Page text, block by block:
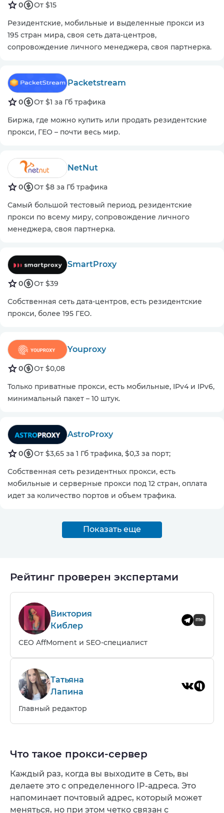
0
От $15
Резидентские, мобильные и выделенные прокси из
195 стран мира, своя сеть дата-центров,
сопровождение личного менеджера, своя партнерка.
Packetstream
0
От $1 за Гб трафика
Биржа, где можно купить или продать резидентские
прокси, ГЕО – почти весь мир.
NetNut
0
От $8 за Гб трафика
Самый большой тестовый период, резидентские
прокси по всему миру, сопровождение личного
менеджера, своя партнерка.
SmartProxy
0
От $39
Собственная сеть дата-центров, есть резидентские
прокси, более 195 ГЕО.
Youproxy
0
От $0,08
Только приватные прокси, есть мобильные, IPv4 и IPv6,
минимальный пакет – 10 штук.
AstroProxy
0
От $3,65 за 1 Гб трафика, $0,3 за порт;
Собственная сеть резидентных прокси, есть
мобильные и серверные прокси под 12 стран, оплата
идет за количество портов и объем трафика.
Показать еще
Рейтинг проверен экспертами
Виктория
Киблер
CEO AffMoment и SEO-специалист
Татьяна
Лапина
Главный редактор
Что такое прокси-сервер
Каждый раз, когда вы выходите в Сеть, вы
делаете это с определенного IP-адреса. Это
напоминает почтовый адрес, который может
меняться, но при этом четко связан с